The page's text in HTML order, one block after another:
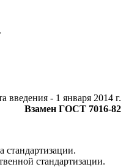
введения - 1 января 2014 г.
Взамен ГОСТ 7016-82
стандартизации.